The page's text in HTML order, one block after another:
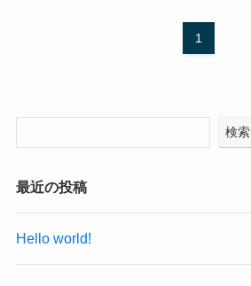
1
検索
最近の投稿
Hello world!